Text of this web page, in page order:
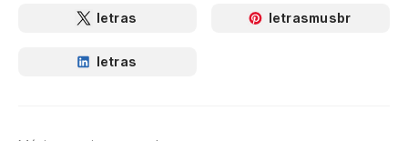
letras letrasmusbr
letras